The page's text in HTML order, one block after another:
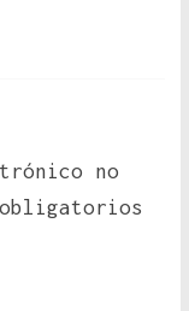
no
obligatorios